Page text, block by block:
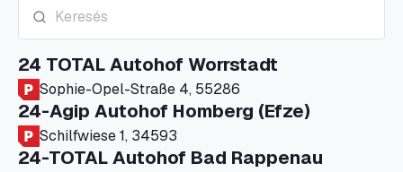
24 TOTAL Autohof Worrstadt
Sophie-Opel-Straße 4, 55286
24-Agip Autohof Homberg (Efze)
Schilfwiese 1, 34593
24-TOTAL Autohof Bad Rappenau